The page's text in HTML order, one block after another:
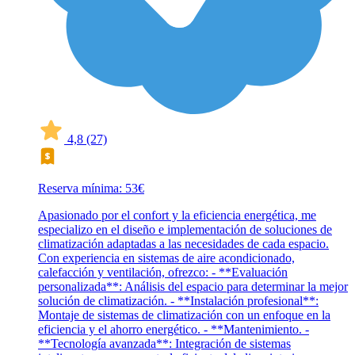
4,8 (27)
Reserva mínima: 53€
Apasionado por el confort y la eficiencia energética, me
especializo en el diseño e implementación de soluciones de
climatización adaptadas a las necesidades de cada espacio.
Con experiencia en sistemas de aire acondicionado,
calefacción y ventilación, ofrezco: - **Evaluación
personalizada**: Análisis del espacio para determinar la mejor
solución de climatización. - **Instalación profesional**:
Montaje de sistemas de climatización con un enfoque en la
eficiencia y el ahorro energético. - **Mantenimiento. -
**Tecnología avanzada**: Integración de sistemas